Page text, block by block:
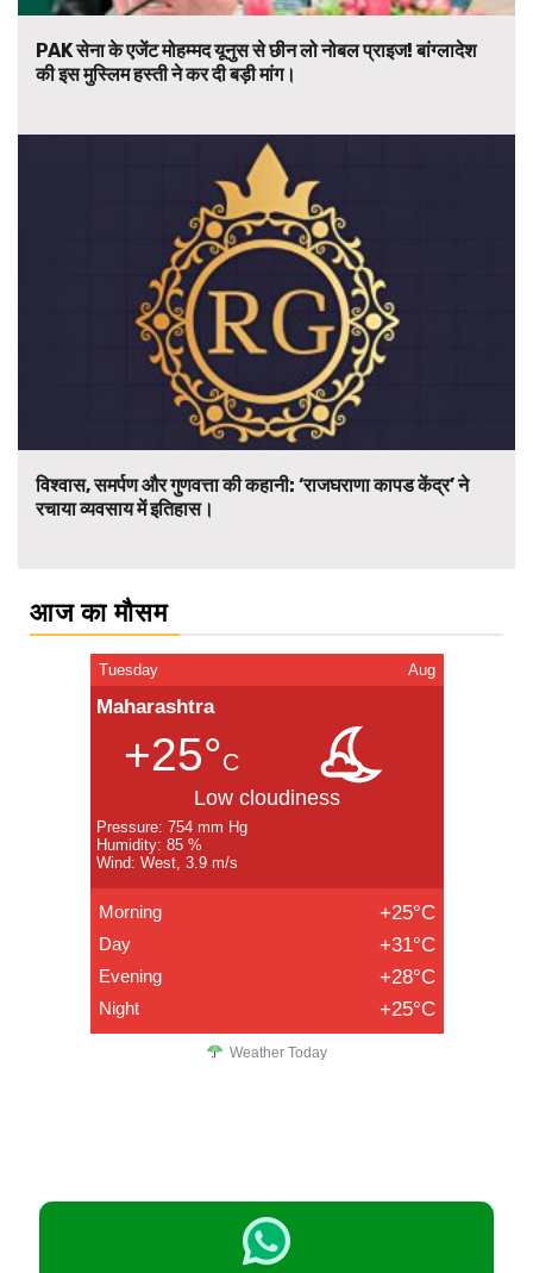
PAK सेना के एजेंट मोहम्मद यूनुस से छीन लो नोबल प्राइज! बांग्लादेश
की इस मुस्लिम हस्ती ने कर दी बड़ी मांग।
विश्वास, समर्पण और गुणवत्ता की कहानी: ‘राजघराणा कापड केंद्र’ ने
रचाया व्यवसाय में इतिहास।
आज का मौसम
Tuesday Aug
Maharashtra
+25°C
Low cloudiness
Pressure: 754 mm Hg
Humidity: 85 %
Wind: West, 3.9 m/s
Morning +25°C
Day +31°C
Evening +28°C
Night +25°C
Weather Today